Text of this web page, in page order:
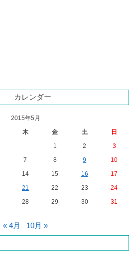
カレンダー
2015年5月
木 金 土
日
1
2
3
7 8 9
10
14 15 16
17
21 22 23
24
28 29 30 31
« 4月 10月 »